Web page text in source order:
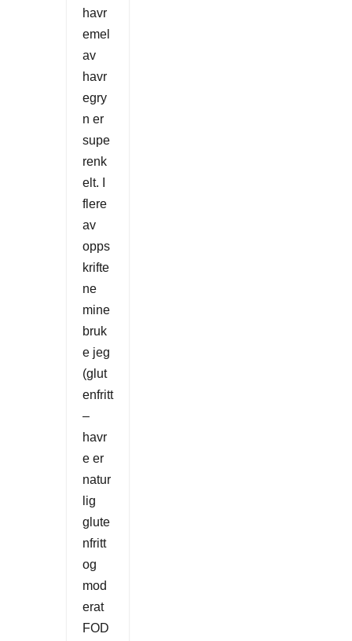
havr
emel
av
havr
egry
n er
supe
renk
elt. I
flere
av
opps
krifte
ne
mine
bruk
e jeg
(glut
enfritt
–
havr
e er
natur
lig
glute
nfritt
og
mod
erat
FOD